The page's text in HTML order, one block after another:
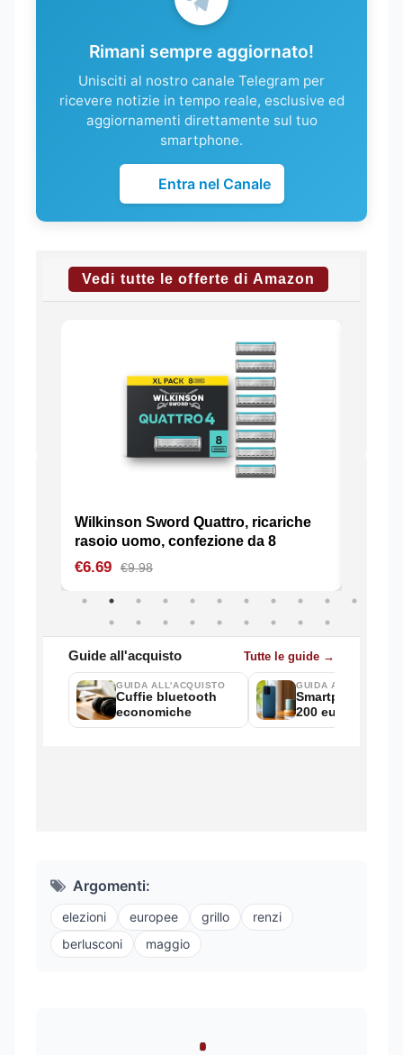
Rimani sempre aggiornato!
Unisciti al nostro canale Telegram per
ricevere notizie in tempo reale, esclusive ed
aggiornamenti direttamente sul tuo
smartphone.
Entra nel Canale
Argomenti:
elezioni europee grillo
renzi
berlusconi
maggio